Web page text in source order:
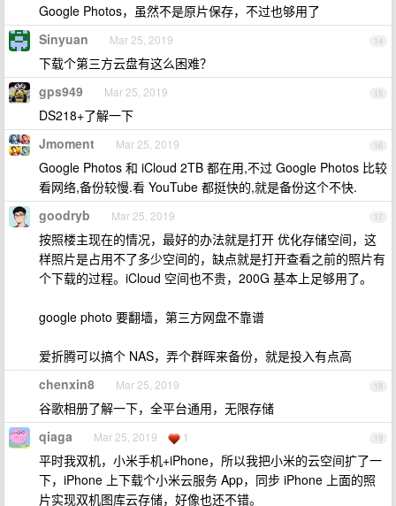
Google Photos，虽然不是原片保存，不过也够用了
14
Sinyuan Mar 25, 2019
下载个第三方云盘有这么困难？
15
gps949 Mar 25, 2019
DS218+了解一下
16
Jmoment Mar 25, 2019
Google Photos 和 iCloud 2TB 都在用,不过 Google Photos 比较
看网络,备份较慢.看 YouTube 都挺快的,就是备份这个不快.
17
goodryb Mar 25, 2019
按照楼主现在的情况，最好的办法就是打开 优化存储空间，这
样照片是占用不了多少空间的，缺点就是打开查看之前的照片有
个下载的过程。iCloud 空间也不贵，200G 基本上足够用了。
google photo 要翻墙，第三方网盘不靠谱
爱折腾可以搞个 NAS，弄个群晖来备份，就是投入有点高
18
chenxin8 Mar 25, 2019
谷歌相册了解一下，全平台通用，无限存储
19
qiaga Mar 25, 2019 1
平时我双机，小米手机+iPhone，所以我把小米的云空间扩了一
下，iPhone 上下载个小米云服务 App，同步 iPhone 上面的照
片实现双机图库云存储，好像也还不错。